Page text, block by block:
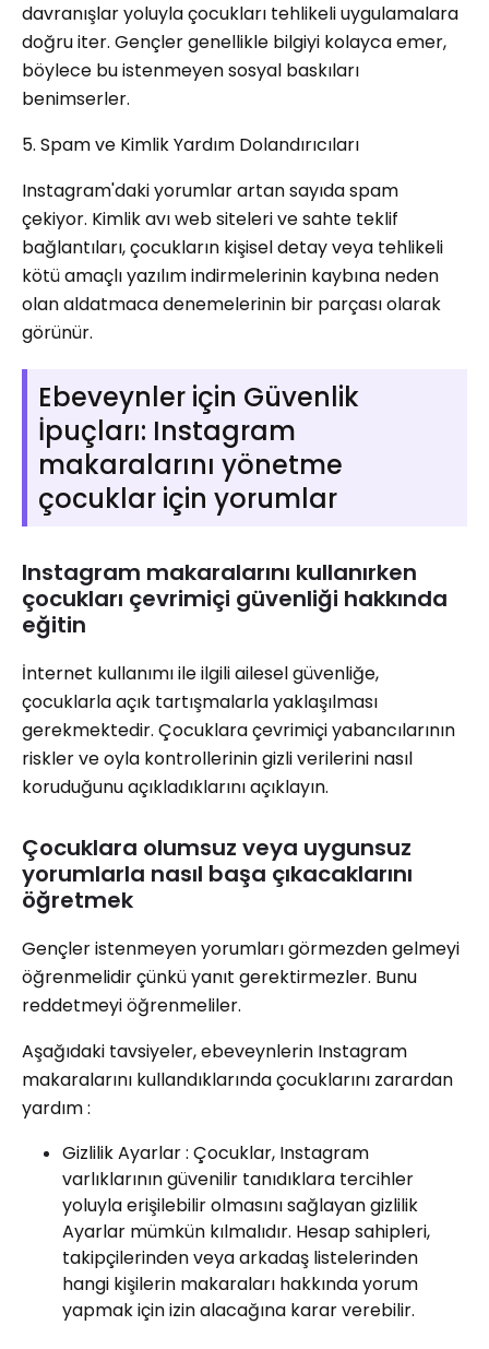
davranışlar yoluyla çocukları tehlikeli uygulamalara
doğru iter. Gençler genellikle bilgiyi kolayca emer,
böylece bu istenmeyen sosyal baskıları
benimserler.
5. Spam ve Kimlik Yardım Dolandırıcıları
Instagram'daki yorumlar artan sayıda spam
çekiyor. Kimlik avı web siteleri ve sahte teklif
bağlantıları, çocukların kişisel detay veya tehlikeli
kötü amaçlı yazılım indirmelerinin kaybına neden
olan aldatmaca denemelerinin bir parçası olarak
görünür.
Ebeveynler için Güvenlik
İpuçları: Instagram
makaralarını yönetme
çocuklar için yorumlar
Instagram makaralarını kullanırken
çocukları çevrimiçi güvenliği hakkında
eğitin
İnternet kullanımı ile ilgili ailesel güvenliğe,
çocuklarla açık tartışmalarla yaklaşılması
gerekmektedir. Çocuklara çevrimiçi yabancılarının
riskler ve oyla kontrollerinin gizli verilerini nasıl
koruduğunu açıkladıklarını açıklayın.
Çocuklara olumsuz veya uygunsuz
yorumlarla nasıl başa çıkacaklarını
öğretmek
Gençler istenmeyen yorumları görmezden gelmeyi
öğrenmelidir çünkü yanıt gerektirmezler. Bunu
reddetmeyi öğrenmeliler.
Aşağıdaki tavsiyeler, ebeveynlerin Instagram
makaralarını kullandıklarında çocuklarını zarardan
yardım :
Gizlilik Ayarlar : Çocuklar, Instagram
varlıklarının güvenilir tanıdıklara tercihler
yoluyla erişilebilir olmasını sağlayan gizlilik
Ayarlar mümkün kılmalıdır. Hesap sahipleri,
takipçilerinden veya arkadaş listelerinden
hangi kişilerin makaraları hakkında yorum
yapmak için izin alacağına karar verebilir.